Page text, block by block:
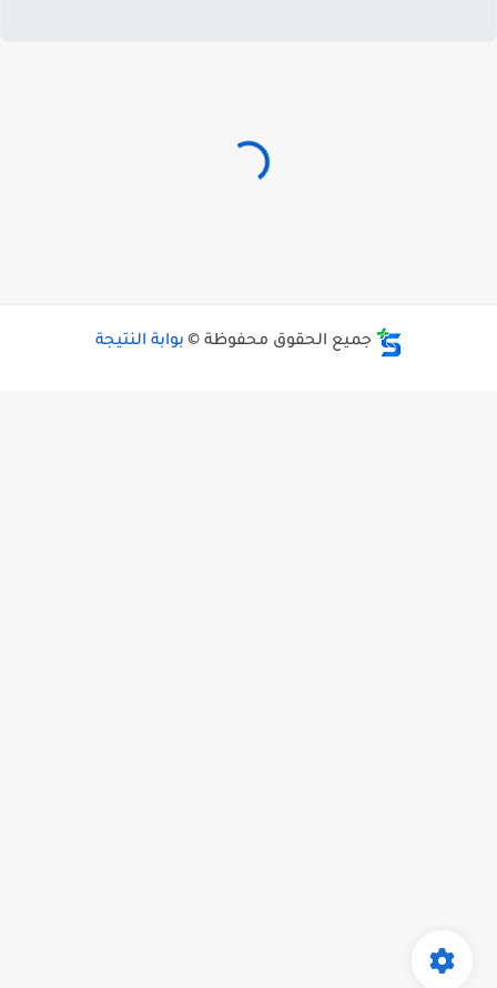
جميع الحقوق محفوظة © بوابة النتيجة